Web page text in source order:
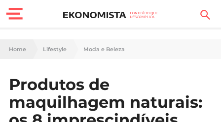
Finanças Pessoais
Carreira
Casa
Home Lifestyle Moda e Beleza
Produtos de
maquilhagem naturais: